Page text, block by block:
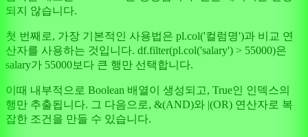
되지 않습니다.
첫 번째로, 가장 기본적인 사용법은 pl.col('컬럼명')과 비교 연
산자를 사용하는 것입니다. df.filter(pl.col('salary') > 55000)은
salary가 55000보다 큰 행만 선택합니다.
이때 내부적으로 Boolean 배열이 생성되고, True인 인덱스의
행만 추출됩니다. 그 다음으로, &(AND)와 |(OR) 연산자로 복
잡한 조건을 만들 수 있습니다.